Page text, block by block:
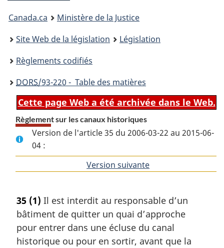
You
are
here:
Canada.ca
Ministère de la Justice
Site Web de la législation
Législation
Règlements codifiés
DORS/93-220 - Table des matières
Cette page Web a été archivée dans le Web.
Règlement sur les canaux historiques
Version de l'article 35 du 2006-03-22 au 2015-06-
04 :
Version suivante
35 (1) Il est interdit au responsable d’un
bâtiment de quitter un quai d’approche
pour entrer dans une écluse du canal
historique ou pour en sortir, avant que la